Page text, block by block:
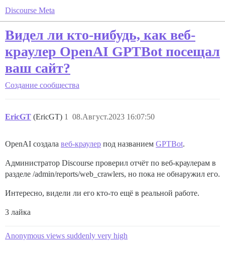
Discourse Meta
Видел ли кто-нибудь, как веб-
краулер OpenAI GPTBot посещал
ваш сайт?
Создание сообщества
EricGT (EricGT) 08.Август.2023 16:07:50
1
OpenAI создала веб-краулер под названием GPTBot.
Администратор Discourse проверил отчёт по веб-краулерам в
разделе /admin/reports/web_crawlers, но пока не обнаружил его.
Интересно, видели ли его кто-то ещё в реальной работе.
3 лайка
Anonymous views suddenly very high